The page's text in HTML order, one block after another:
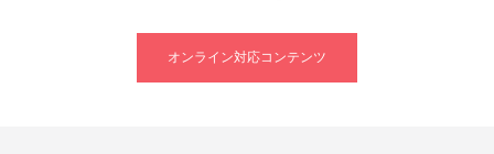
オンライン対応コンテンツ